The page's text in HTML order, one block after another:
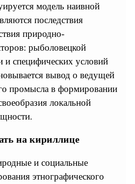
модель наивной
последствия
природно-
рыболовецкой
и специфических условий
вывод о ведущей
промысла в формировании
локальной
на кириллице
и социальные
этнографического